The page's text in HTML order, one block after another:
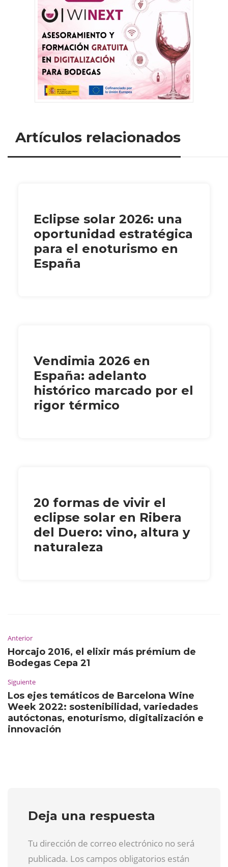
Artículos relacionados
Eclipse solar 2026: una
oportunidad estratégica
para el enoturismo en
España
Vendimia 2026 en
España: adelanto
histórico marcado por el
rigor térmico
20 formas de vivir el
eclipse solar en Ribera
del Duero: vino, altura y
naturaleza
Anterior
Horcajo 2016, el elixir más prémium de
Bodegas Cepa 21
Siguiente
Los ejes temáticos de Barcelona Wine
Week 2022: sostenibilidad, variedades
autóctonas, enoturismo, digitalización e
innovación
Deja una respuesta
Tu dirección de correo electrónico no será
publicada. Los campos obligatorios están